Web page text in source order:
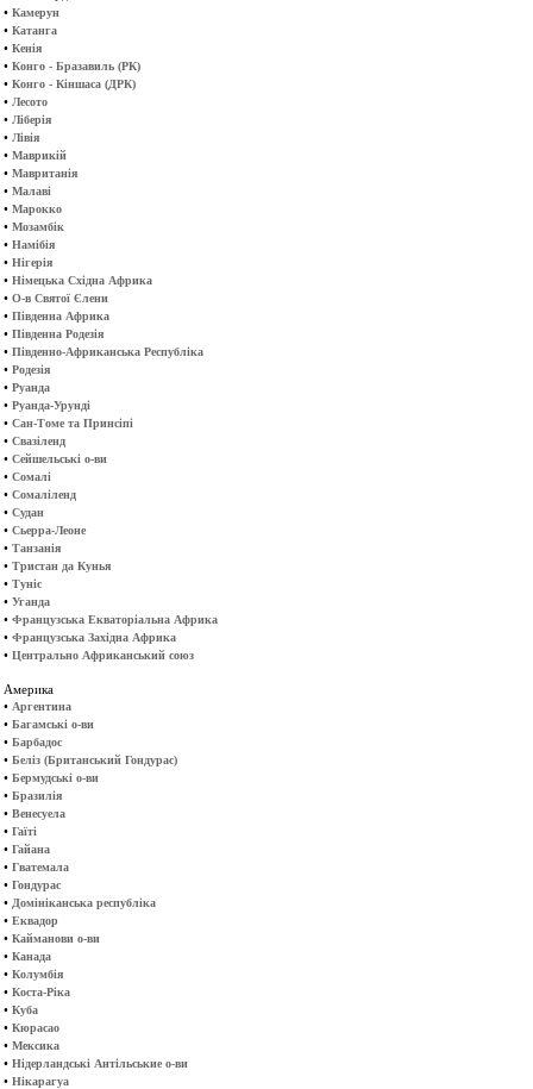
• Камерун
• Катанга
• Кенія
• Конго - Бразавиль (РК)
• Конго - Кіншаса (ДРК)
• Лесото
• Ліберія
• Лівія
• Маврикій
• Мавританія
• Малаві
• Марокко
• Мозамбік
• Намібія
• Нігерія
• Німецька Східна Африка
• О-в Святої Єлени
• Південна Африка
• Південна Родезія
• Південно-Африканська Республіка
• Родезія
• Руанда
• Руанда-Урунді
• Сан-Томе та Принсіпі
• Свазіленд
• Сейшельські о-ви
• Сомалі
• Сомаліленд
• Судан
• Сьерра-Леоне
• Танзанія
• Тристан да Кунья
• Туніс
• Уганда
• Французська Екваторіальна Африка
• Французська Західна Африка
• Центрально Африканський союз
Америка
• Аргентина
• Багамські о-ви
• Барбадос
• Беліз (Британський Гондурас)
• Бермудські о-ви
• Бразилія
• Венесуела
• Гаїті
• Гайана
• Гватемала
• Гондурас
• Домініканська республіка
• Еквадор
• Кайманови о-ви
• Канада
• Колумбія
• Коста-Ріка
• Куба
• Кюрасао
• Мексика
• Нідерландські Антільськие о-ви
• Нікарагуа